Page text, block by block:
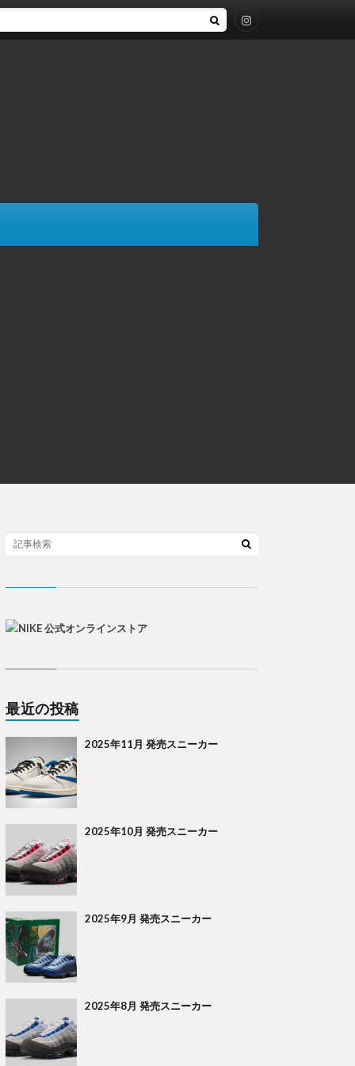
最近の投稿
2025年11月 発売スニーカー
2025年10月 発売スニーカー
2025年9月 発売スニーカー
2025年8月 発売スニーカー